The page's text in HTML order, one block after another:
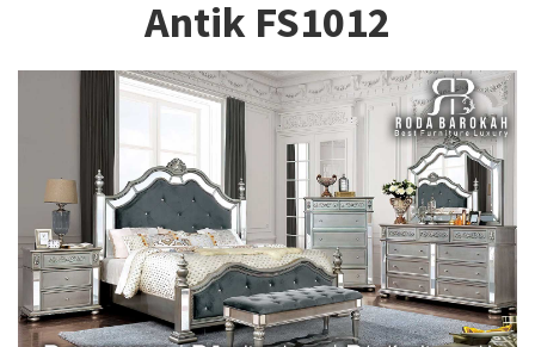
Antik FS1012